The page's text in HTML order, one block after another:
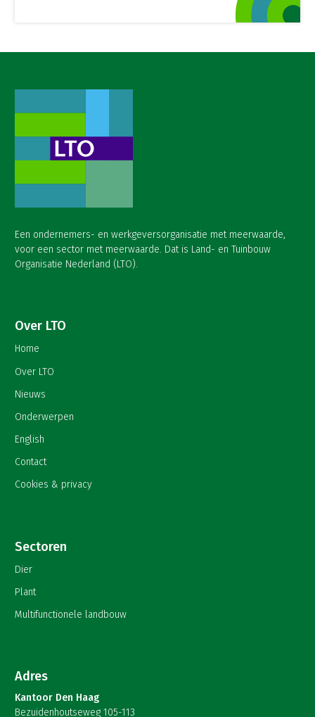
Een ondernemers- en werkgeversorganisatie met meerwaarde,
voor een sector met meerwaarde. Dat is Land- en Tuinbouw
Organisatie Nederland (LTO).
Over LTO
Home
Over LTO
Nieuws
Onderwerpen
English
Contact
Cookies & privacy
Sectoren
Dier
Plant
Multifunctionele landbouw
Adres
Kantoor Den Haag
Bezuidenhoutseweg 105-113